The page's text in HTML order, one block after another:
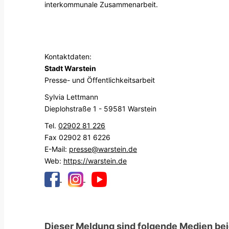
interkommunale Zusammenarbeit.
Kontaktdaten:
Stadt Warstein
Presse- und Öffentlichkeitsarbeit
Sylvia Lettmann
Dieplohstraße 1 - 59581 Warstein
Tel. 02902 81 226
Fax 02902 81 6226
E-Mail: presse@warstein.de
Web: https://warstein.de
Dieser Meldung sind folgende Medien